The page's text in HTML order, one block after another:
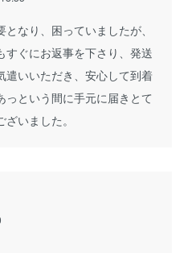
なり、困っていましたが、
ぐにお返事を下さり、発送
遣いいただき、安心して到着
という間に手元に届きとて
いました。